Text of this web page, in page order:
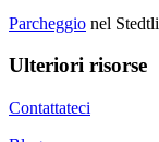
Parcheggio nel Stedtli
Ulteriori risorse
Contattateci